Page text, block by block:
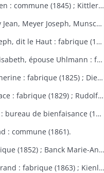
BALDERSHEIM - Boltz Sébastien : commune (1845) ; Kittler Marie-Anne et Françoise : fabrique (1825-1843).
BALLERSDORF - Bihr Jean, Ley Jean, Meyer Joseph, Munsch Jean : commune (1826) ; Fridolin Fortuné, Krafft Louis : fabrique (1826) ; Schwartz François-Joseph, Weist Agathe, épouse Schwartz : commune (1830) ; Walter Sébastien : fabrique (1841) ; Zinck Georges-Bernard : fabrique (1824).
BALSCHWILLER - Christen Joseph, dit le Haut : fabrique (1853).
BALTZENHEIM - Foechterlé Elisabeth, épouse Uhlmann : fabrique (1851) ; Klinger Jean : fabrique (1851).
BARTENHEIM - Baumann Catherine : fabrique (1825) ; Dietschi Anne-Marie, épouse Kirchherr : fabrique (1840) ; Epinay (d') Nicolas : commune (1824-1829) ; Erblang Joseph et Loll Ursule, épouse Erblang : fabrique (1840) ; Hassler Catherine : fabrique (1833) ; Hertzog Grégoire et Catherine : fabrique (1838) ; Kaiflin Anne-Marie, épouse Arnolt : fabrique (1825-1829) ; Kielwasser Marie-Anne : fabrique (1832) ; Koenig Antoine, Kaifflin Jacques : fabrique (1838) ; Koenig Ursule : fabrique (1829) ; Koenig Jean-Georges : fabrique (1832) ; Landauer Anne et Madeleine : fabrique (1833) ; Marquart Michel et Tschill Catherine, épouse Marquart : fabrique (1821) ; Schibeny Louis, Jacques et Jean : fabrique (1821) ; Schultz Jeanne, épouse Kanengieser : fabrique (1840) ; Studer Marie Ursule, épouse Wild : fabrique (1832) ; Walch Anne-Marie, épouse Lang : fabrique (1829).
BATTENHEIM - Dantzer Boniface : fabrique (1829) ; Rudolf : commune (1845).
BEBLENHEIM - Stutz Caroline : bureau de bienfaisance (1865-1866).
: commune (1861).
BENDORF - Bach Agnès : fabrique (1852) ; Banck Marie-Anne : commune (1860).
BENNWIHR - Keller Pierre Morand : fabrique (1863) ; Kienlen François Joseph : fabrique (1864) ; Simon Jean André : fabrique (1864).